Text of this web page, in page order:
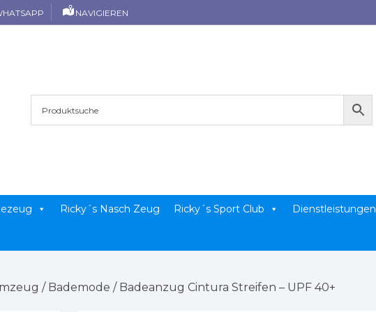
NAVIGIEREN
Ricky´s Nasch Zeug Ricky´s Sport Club Dienstleistungen
/ Bademode / Badeanzug Cintura Streifen – UPF 40+